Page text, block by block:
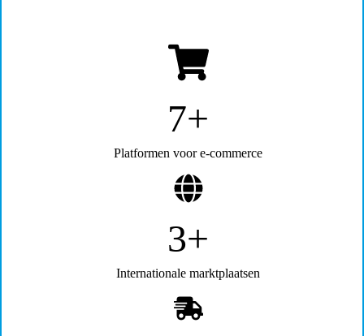
10+
Platformen voor e-commerce
5+
Internationale marktplaatsen